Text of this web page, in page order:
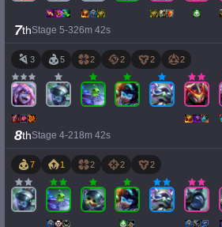
7thStage 5-326m 42s
3 5 2 2 2 2
8thStage 4-218m 42s
7 1 2 2 2